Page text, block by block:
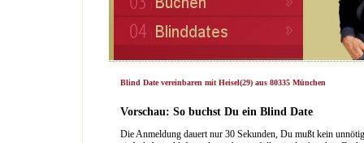
Blind Date vereinbaren mit Heisel(29) aus 80335 München
Vorschau: So buchst Du ein Blind Date
Die Anmeldung dauert nur 30 Sekunden, Du mußt kein